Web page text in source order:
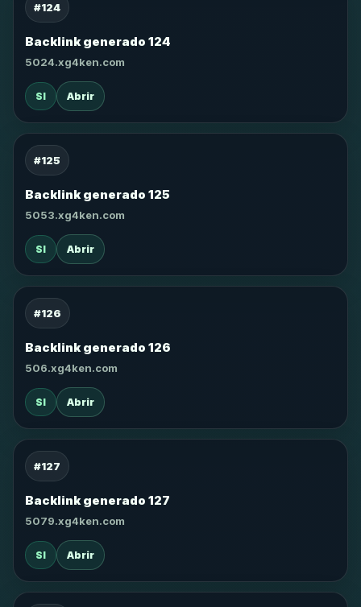
#124
Backlink generado 124
5024.xg4ken.com
SI Abrir
#125
Backlink generado 125
5053.xg4ken.com
SI Abrir
#126
Backlink generado 126
506.xg4ken.com
SI Abrir
#127
Backlink generado 127
5079.xg4ken.com
SI Abrir